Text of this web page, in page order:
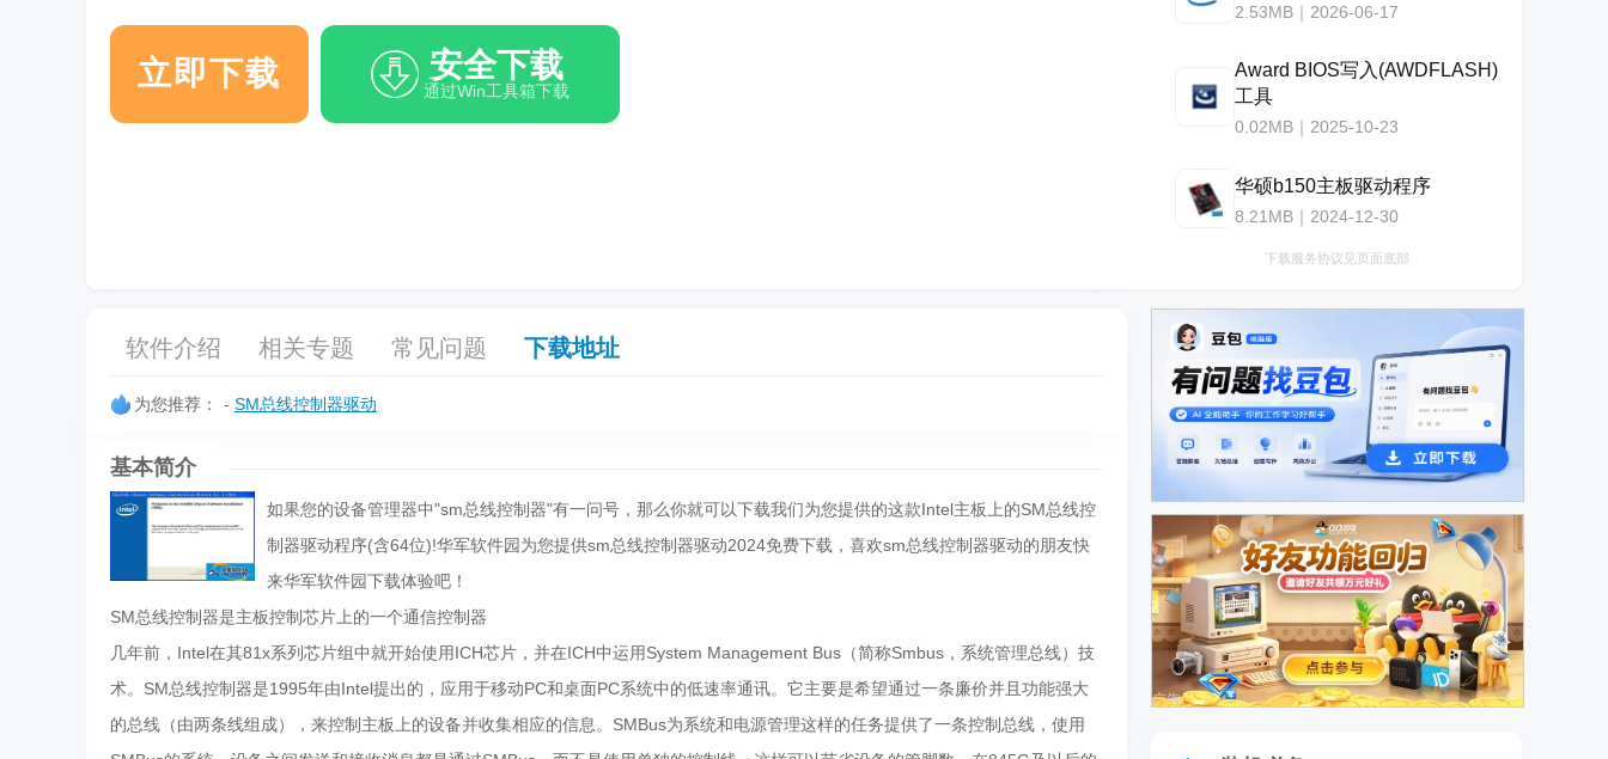
立即下载 安全下载
通过Win工具箱下载
2.53MB｜2026-06-17
Award BIOS写入(AWDFLASH)
工具
0.02MB｜2025-10-23
华硕b150主板驱动程序
8.21MB｜2024-12-30
下载服务协议见页面底部
软件介绍 相关专题 常见问题 下载地址
为您推荐： - SM总线控制器驱动
基本简介
如果您的设备管理器中"sm总线控制器"有一问号，那么你就可以下载我们为您提供的这款Intel主板上的SM总线控
制器驱动程序(含64位)!华军软件园为您提供sm总线控制器驱动2024免费下载，喜欢sm总线控制器驱动的朋友快
来华军软件园下载体验吧！
SM总线控制器是主板控制芯片上的一个通信控制器
几年前，Intel在其81x系列芯片组中就开始使用ICH芯片，并在ICH中运用System Management Bus（简称Smbus，系统管理总线）技
术。SM总线控制器是1995年由Intel提出的，应用于移动PC和桌面PC系统中的低速率通讯。它主要是希望通过一条廉价并且功能强大
的总线（由两条线组成），来控制主板上的设备并收集相应的信息。SMBus为系统和电源管理这样的任务提供了一条控制总线，使用
广告
广告